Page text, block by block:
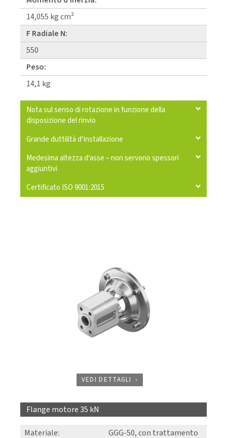
14,055 kg cm²
F Radiale N:
550
Peso:
14,1 kg
Nota sul senso di rotazione in funzione della
disposizione del rinvio
Grande duttilità d‘installazione
Medesima altezza d‘asse – non servono spessori
aggiuntivi
Certificato ISO 9001:2015
VEDI DETTAGLI
Flange motore 35 kN
Materiale: GGG-50, con trattamento